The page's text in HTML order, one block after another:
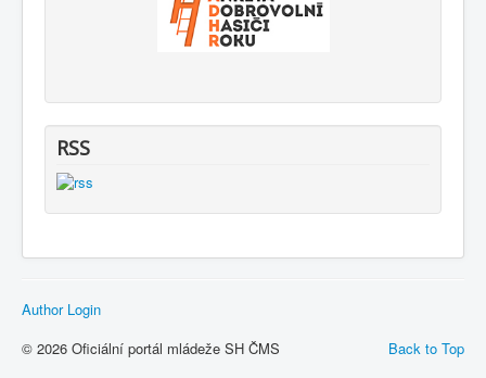
RSS
Author Login
Back to Top
© 2026 Oficiální portál mládeže SH ČMS